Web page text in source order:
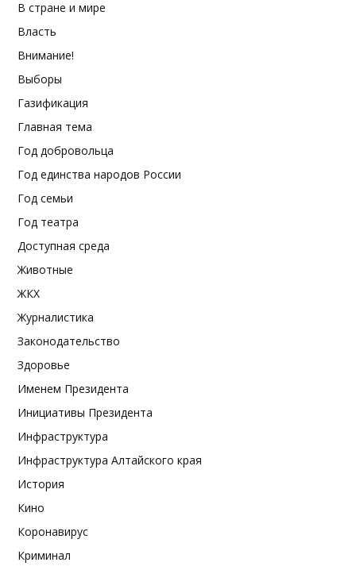
В стране и мире
Власть
Внимание!
Выборы
Газификация
Главная тема
Год добровольца
Год единства народов России
Год семьи
Год театра
Доступная среда
Животные
ЖКХ
Журналистика
Законодательство
Здоровье
Именем Президента
Инициативы Президента
Инфраструктура
Инфраструктура Алтайского края
История
Кино
Коронавирус
Криминал